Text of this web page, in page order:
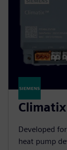
Developed
heat pump